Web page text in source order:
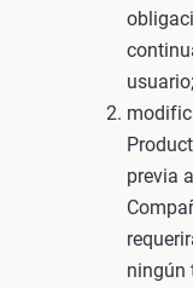
previa
ningún